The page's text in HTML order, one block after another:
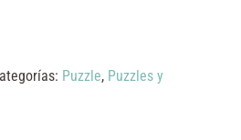
Puzzle, Puzzles y